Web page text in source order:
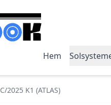
Hem
C/2025 K1 (ATLAS)